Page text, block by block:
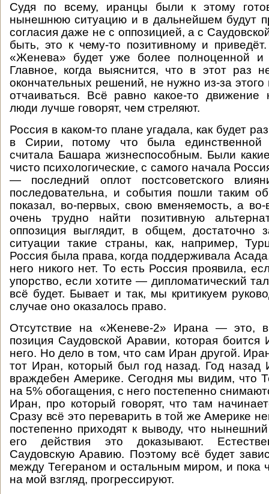
Судя по всему, иранцы были к этому
нынешнюю ситуацию и в дальнейшем будут
согласия даже не с оппозицией, а с
быть, это к чему-то позитивному и
«Женева» будет уже более полноценной и
Главное, когда выяснится, что в этот раз
окончательных решений, не нужно из-за этого
отчаиваться. Всё равно какое-то движение
люди лучше говорят, чем стреляют.
Россия в каком-то плане угадала, как будет
в Сирии, потому что была единственной
считала Башара жизнеспособным. Были
чисто психологические, с самого начала
— последний оплот постсоветского
последовательна, и события пошли таким
показал, во-первых, свою вменяемость, а
очень трудно найти позитивную
оппозиция выглядит, в общем, достаточно
ситуации такие страны, как, например,
Россия была права, когда поддерживала
него никого нет. То есть Россия проявила,
упорство, если хотите — дипломатический
всё будет. Бывает и так, мы критикуем
случае оно оказалось право.
Отсутствие на «Женеве-2» Ирана — это,
позиция Саудовской Аравии, которая
него. Но дело в том, что сам Иран другой.
тот Иран, который был год назад. Год
враждебен Америке. Сегодня мы видим, что
на 5% обогащения, с него постепенно
Иран, про который говорят, что там
Сразу всё это переварить в той же Америке
постепенно приходят к выводу, что
его действия это доказывают.
Саудовскую Аравию. Поэтому всё будет
между Тегераном и остальным миром, и пока
на мой взгляд, прогрессируют.